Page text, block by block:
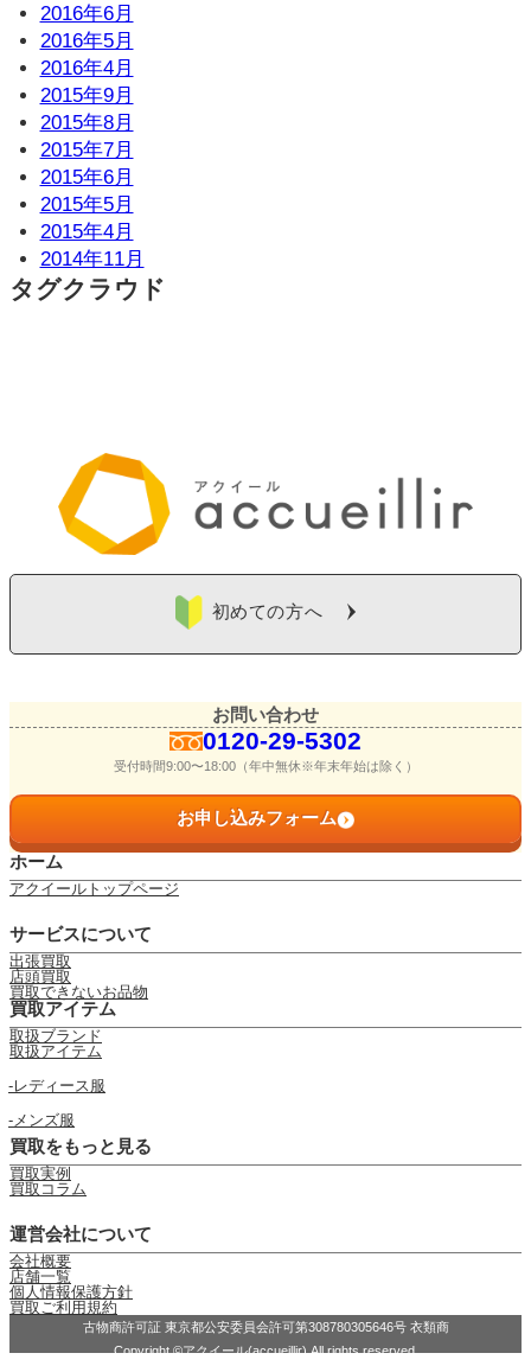
2016年6月
2016年5月
2016年4月
2015年9月
2015年8月
2015年7月
2015年6月
2015年5月
2015年4月
2014年11月
タグクラウド
初めての方へ
お問い合わせ
0120-29-5302
受付時間9:00〜18:00（年中無休※年末年始は除く）
お申し込みフォーム
ホーム
アクイールトップページ
サービスについて
出張買取
店頭買取
買取できないお品物
買取アイテム
取扱ブランド
取扱アイテム
レディース服
メンズ服
買取をもっと見る
買取実例
買取コラム
運営会社について
会社概要
店舗一覧
個人情報保護方針
買取ご利用規約
古物商許可証 東京都公安委員会許可第308780305646号 衣類商
Copyright ©アクイール(accueillir) All rights reserved.